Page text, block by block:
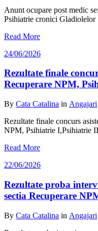
Anunt ocupare post medic
Psihiatrie cronici Gladiolelor
Read More
24/06/2026
Rezultate finale
Recuperare NPM,
By Cata Catalina in Angajari
Rezultate finale concurs
NPM, Psihiatrie I,Psihiatrie II
Read More
22/06/2026
Rezultate proba
sectia Recuperare
By Cata Catalina in Angajari